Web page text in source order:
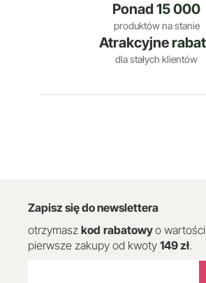
Ponad 15 000
produktów na stanie
Atrakcyjne
dla stałych klientów
Zapisz się do newslettera
otrzymasz kod rabatowyo wartości
pierwsze zakupy od kwoty 149 zł.